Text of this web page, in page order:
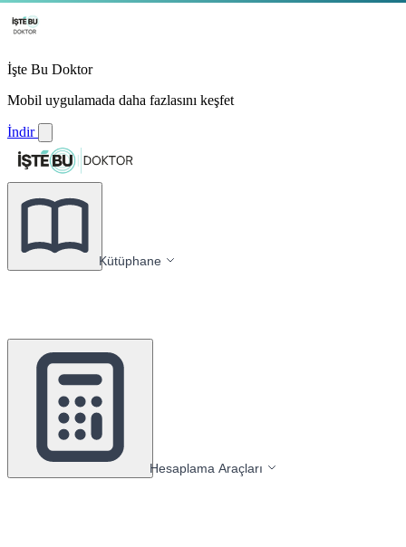
İşte Bu Doktor
Mobil uygulamada daha fazlasını keşfet
İndir
Kütüphane
Hesaplama Araçları